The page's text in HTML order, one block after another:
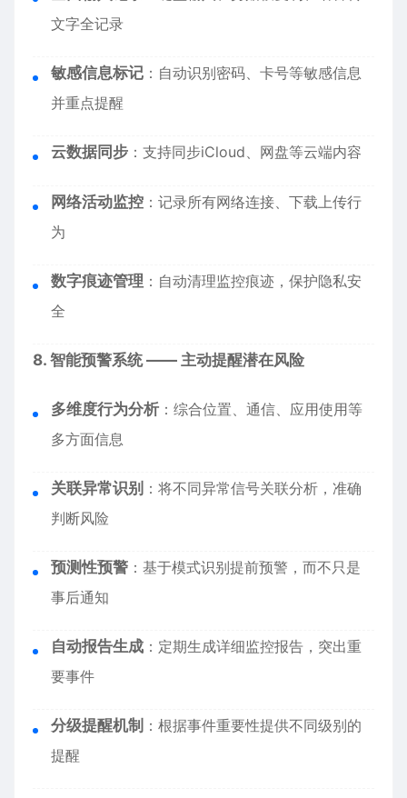
文字全记录
敏感信息标记 ：自动识别密码、卡号等敏感信息
并重点提醒
云数据同步 ：支持同步iCloud、网盘等云端内容
网络活动监控 ：记录所有网络连接、下载上传行
为
数字痕迹管理 ：自动清理监控痕迹，保护隐私安
全
8. 智能预警系统 —— 主动提醒潜在风险
多维度行为分析 ：综合位置、通信、应用使用等
多方面信息
关联异常识别 ：将不同异常信号关联分析，准确
判断风险
预测性预警 ：基于模式识别提前预警，而不只是
事后通知
自动报告生成 ：定期生成详细监控报告，突出重
要事件
分级提醒机制 ：根据事件重要性提供不同级别的
提醒